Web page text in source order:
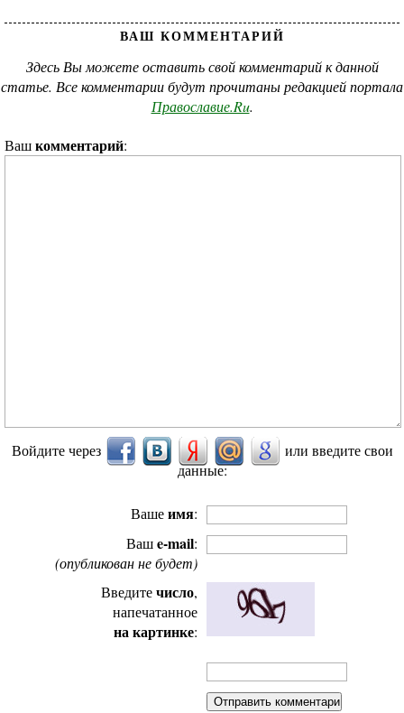
ВАШ КОММЕНТАРИЙ
Здесь Вы можете оставить свой комментарий к данной
статье. Все комментарии будут прочитаны редакцией портала
Православие.Ru.
Вашкомментарий:
Войдите через
или введите свои
данные:
Вашеимя:
Вашe-mail:
(опубликован не будет)
Введитечисло,
напечатанное
на картинке: